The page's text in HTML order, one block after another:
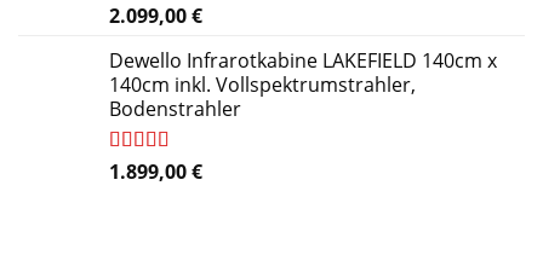
Bewertet
4.27
von 5
2.099,00€
Dewello Infrarotkabine LAKEFIELD 140cm x
140cm inkl. Vollspektrumstrahler,
Bodenstrahler
Bewertet
4.84
1.899,00€